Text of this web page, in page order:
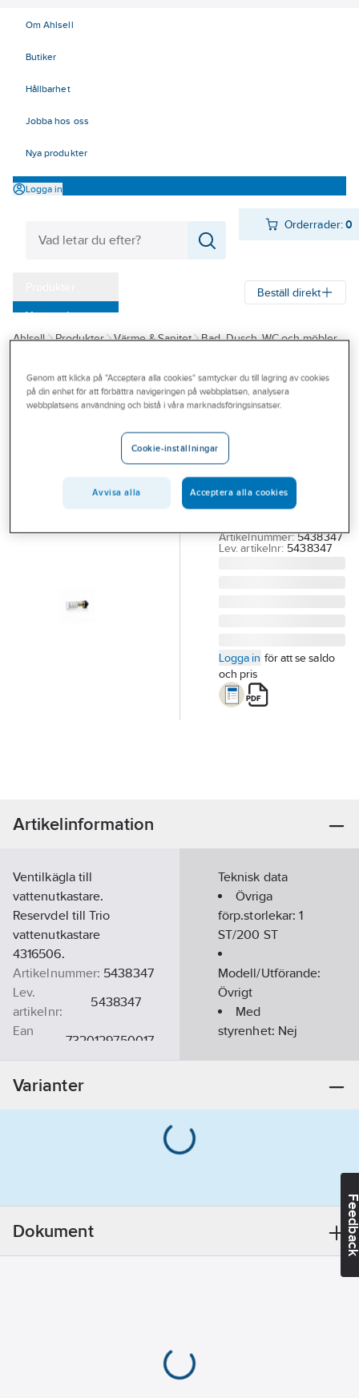
Om Ahlsell
Butiker
Hållbarhet
Jobba hos oss
Nya produkter
Logga in
Orderrader:0
Varumärken
Kampanjer
Outlet
Branscher
Beställ direkt
Ahlsell Produkter Värme & Sanitet
Bad, Dusch, WC och möbler
TRIO PERFEKTA
Ventilkägla till
vattenutkastare,
Trio
TRIO VENTILKÄGLA
VATTENUTKAST.
Artikelnummer: 5438347
Lev. artikelnr: 5438347
Logga in för att se saldo
och pris
Artikelinformation
Ventilkägla till
vattenutkastare.
Reservdel till Trio
vattenutkastare
4316506.
Artikelnummer: 5438347
Lev.
artikelnr:
5438347
Ean
7320129750017
Teknisk data
Övriga
förp.storlekar:1
ST/200 ST
Modell/Utförande:
Övrigt
Med
styrenhet: Nej
Bly
Informationsplikt:
Varianter
Dokument
Genom att klicka på "Acceptera alla cookies" samtycker du till lagring av cookies
på din enhet för att förbättra navigeringen på webbplatsen, analysera
webbplatsens användning och bistå i våra marknadsföringsinsatser.
Cookie-inställningar
Avvisa alla Acceptera alla cookies